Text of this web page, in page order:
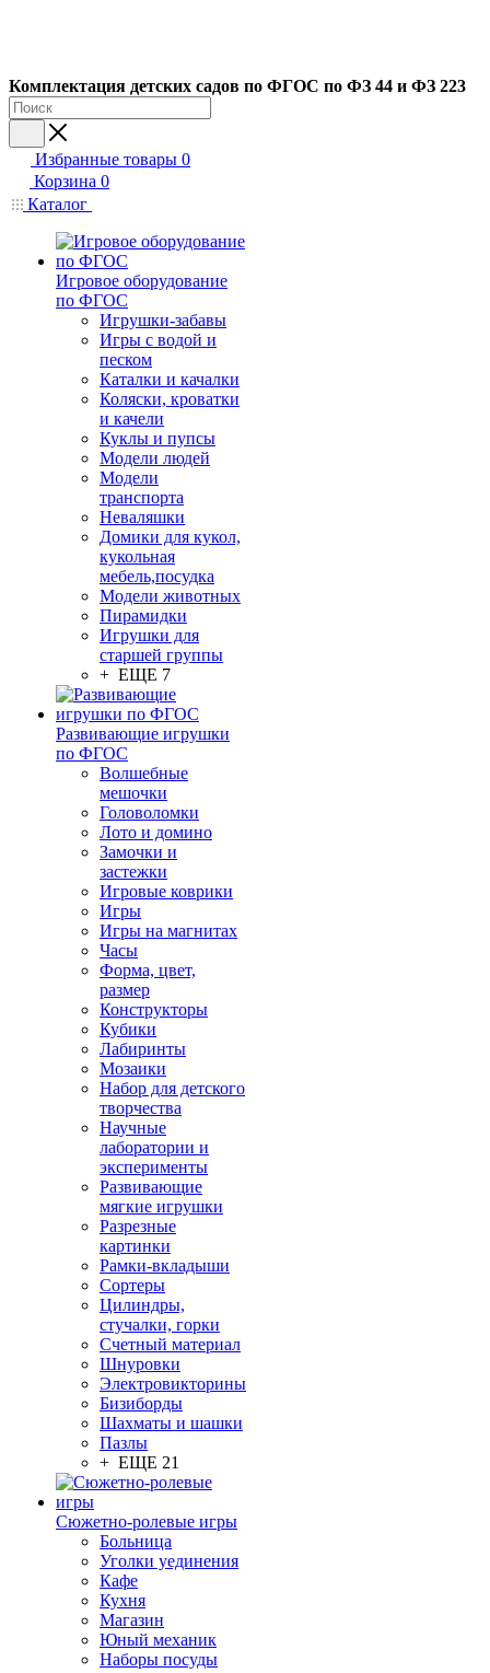
Комплектация детских садов по ФГОC по ФЗ 44 и ФЗ 223
Избранные товары 0
Корзина 0
Каталог
Игровое оборудование
по ФГОС
Игрушки-забавы
Игры с водой и
песком
Каталки и качалки
Коляски, кроватки
и качели
Куклы и пупсы
Модели людей
Модели
транспорта
Неваляшки
Домики для кукол,
кукольная
мебель,посудка
Модели животных
Пирамидки
Игрушки для
старшей группы
+ ЕЩЕ 7
Развивающие игрушки
по ФГОС
Волшебные
мешочки
Головоломки
Лото и домино
Замочки и
застежки
Игровые коврики
Игры
Игры на магнитах
Часы
Форма, цвет,
размер
Конструкторы
Кубики
Лабиринты
Мозаики
Набор для детского
творчества
Научные
лаборатории и
эксперименты
Развивающие
мягкие игрушки
Разрезные
картинки
Рамки-вкладыши
Сортеры
Цилиндры,
стучалки, горки
Счетный материал
Шнуровки
Электровикторины
Бизиборды
Шахматы и шашки
Пазлы
+ ЕЩЕ 21
Сюжетно-ролевые игры
Больница
Уголки уединения
Кафе
Кухня
Магазин
Юный механик
Наборы посуды